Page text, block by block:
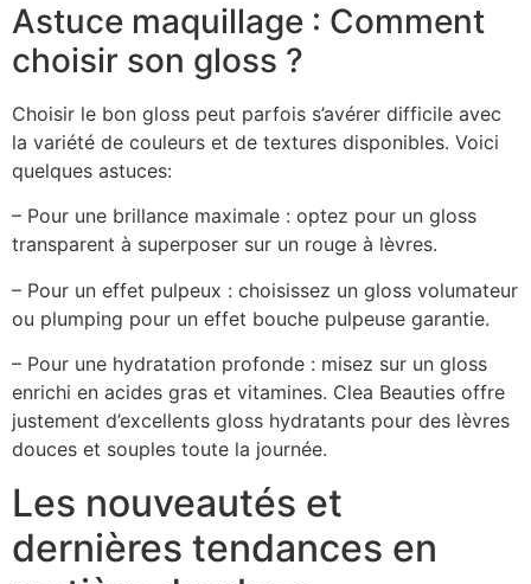
Astuce maquillage : Comment
choisir son gloss ?
Choisir le bon gloss peut parfois s’avérer difficile avec
la variété de couleurs et de textures disponibles. Voici
quelques astuces:
– Pour une brillance maximale : optez pour un gloss
transparent à superposer sur un rouge à lèvres.
– Pour un effet pulpeux : choisissez un gloss volumateur
ou plumping pour un effet bouche pulpeuse garantie.
– Pour une hydratation profonde : misez sur un gloss
enrichi en acides gras et vitamines. Clea Beauties offre
justement d’excellents gloss hydratants pour des lèvres
douces et souples toute la journée.
Les nouveautés et
dernières tendances en